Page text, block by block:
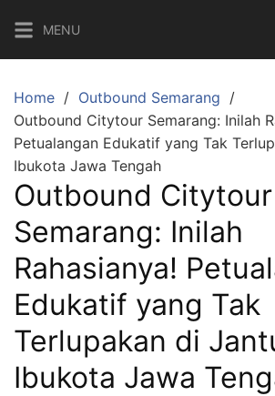
content
MENU
Home
Outbound Semarang
Outbound Citytour Semarang: Inilah
Petualangan Edukatif yang Tak
Ibukota Jawa Tengah
Outbound Citytour
Semarang: Inilah
Rahasianya!
Edukatif yang Tak
Terlupakan di
Ibukota Jawa